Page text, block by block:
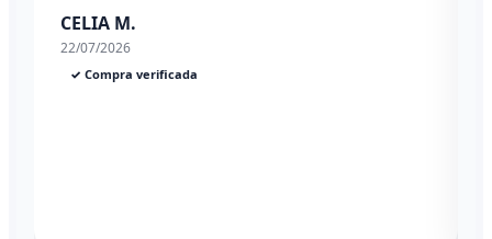
CELIA M.
22/07/2026
✓ Compra verificada